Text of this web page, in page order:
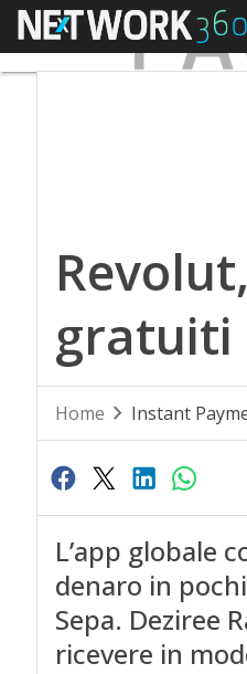
Menu
gratuiti
Home Instant
L’app globale
denaro in
Sepa. Deziree
ricevere in